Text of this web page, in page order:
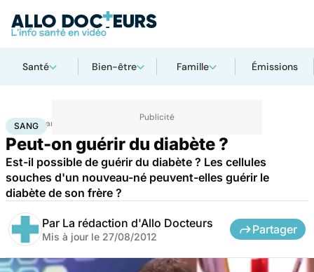
Santé Bien-être Famille Émissions
Accueil Santé
SANG
Peut-on guérir du diabète ?
Est-il possible de guérir du diabète ? Les cellules
souches d'un nouveau-né peuvent-elles guérir le
diabète de son frère ?
Par La rédaction d'Allo Docteurs
Mis à jour le 27/08/2012
Partager